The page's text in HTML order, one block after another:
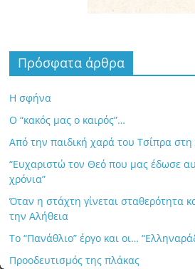
Πρόσφατα άρθρα
Η σφήνα
Ο “κακός μας ο καιρός”…
Από την παιδική χαρά του Τσίπρα
“Ευχαριστώ τον Θεό που μας έδωσε
χρόνια”
Όταν η στάχτη γίνεται σταθερότητα
την Αλήθεια
Το “Πανάθλιο” έργο και οι…
Προοδευτισμός της πλάκας